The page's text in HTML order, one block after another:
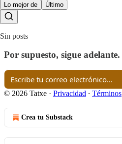
Lo mejor de Último
Sin posts
Por supuesto, sigue adelante.
© 2026 Tatxe · Privacidad ∙ Términos
Crea tu Substack